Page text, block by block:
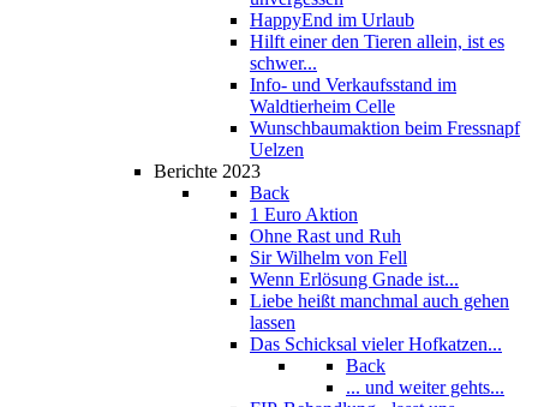
HappyEnd im Urlaub
Hilft einer den Tieren allein, ist es
schwer...
Info- und Verkaufsstand im
Waldtierheim Celle
Wunschbaumaktion beim Fressnapf
Uelzen
Berichte 2023
Back
1 Euro Aktion
Ohne Rast und Ruh
Sir Wilhelm von Fell
Wenn Erlösung Gnade ist...
Liebe heißt manchmal auch gehen
lassen
Das Schicksal vieler Hofkatzen...
Back
... und weiter gehts...